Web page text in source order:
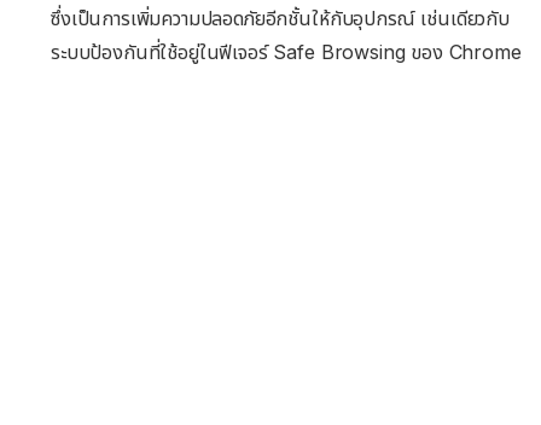
ซึ่งเป็นการเพิ่มความปลอดภัยอีกชั้นให้กับอุปกรณ์ เช่นเดียวกับ
ระบบป้องกันที่ใช้อยู่ในฟีเจอร์ Safe Browsing ของ Chrome